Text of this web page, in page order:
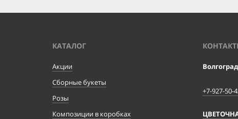
КАТАЛОГ
Акции
Сборные букеты
Розы
Композиции в коробках
Волгоград
+7-927-50-